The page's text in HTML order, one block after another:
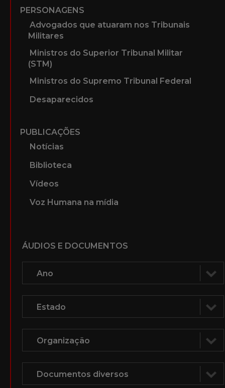
PERSONAGENS
Advogados que atuaram nos Tribunais
Militares
Ministros do Superior Tribunal Militar
(STM)
Ministros do Supremo Tribunal Federal
Desaparecidos
PUBLICAÇÕES
Notícias
Biblioteca
Vídeos
Voz Humana na mídia
ÁUDIOS E DOCUMENTOS